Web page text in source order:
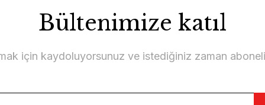
Bültenimize katıl
için kaydoluyorsunuz ve istediğiniz zaman